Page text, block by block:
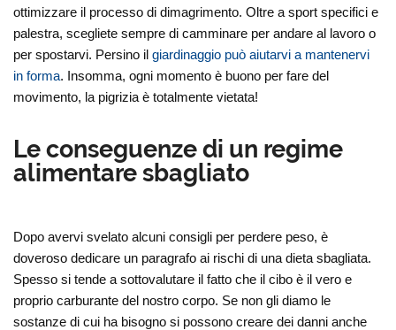
ottimizzare il processo di dimagrimento. Oltre a sport specifici e
palestra, scegliete sempre di camminare per andare al lavoro o
per spostarvi. Persino ilgiardinaggio può aiutarvi a mantenervi
in forma. Insomma, ogni momento è buono per fare del
movimento, la pigrizia è totalmente vietata!
Le conseguenze di un regime
alimentare sbagliato
Dopo avervi svelato alcuni consigli per perdere peso, è
doveroso dedicare un paragrafo ai rischi di una dieta sbagliata.
Spesso si tende a sottovalutare il fatto che il cibo è il vero e
proprio carburante del nostro corpo. Se non gli diamo le
sostanze di cui ha bisogno si possono creare dei danni anche